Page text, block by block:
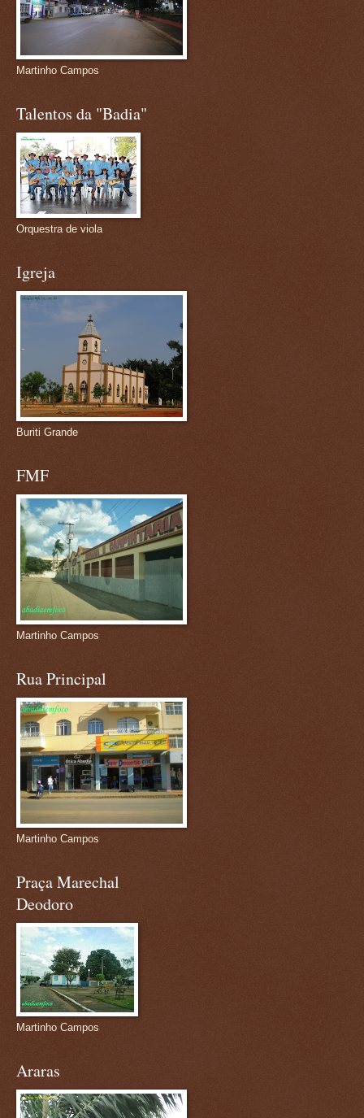
Martinho Campos
Talentos da "Badia"
Orquestra de viola
Igreja
Buriti Grande
FMF
Martinho Campos
Rua Principal
Martinho Campos
Praça Marechal
Deodoro
Martinho Campos
Araras